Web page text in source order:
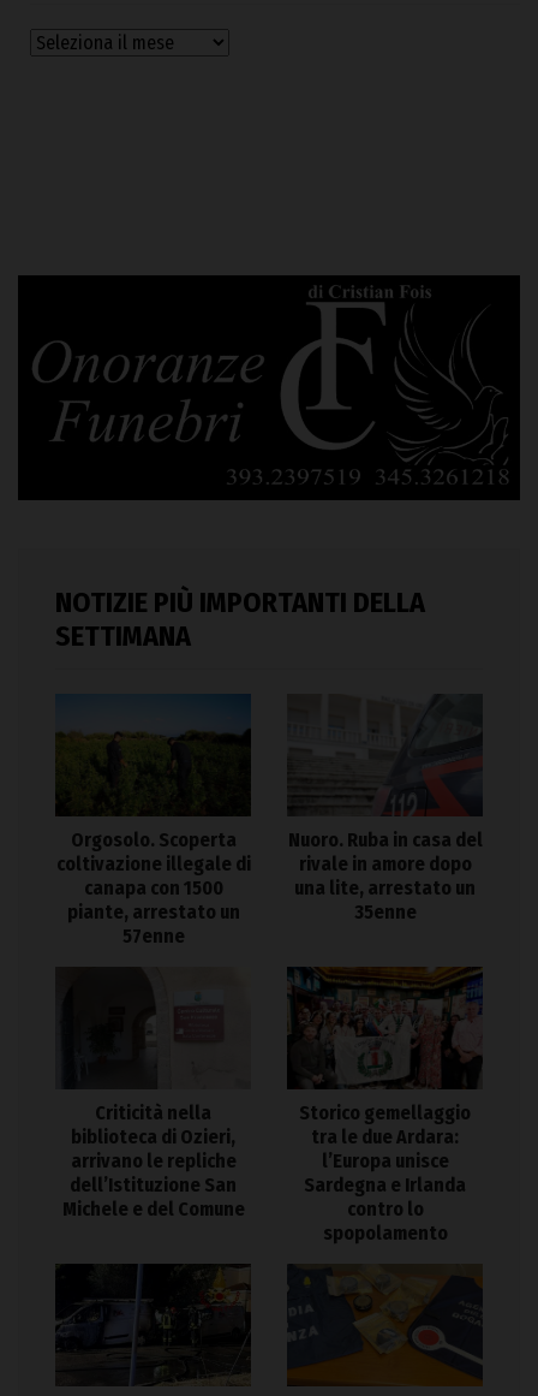
Archivi
NOTIZIE PIÙ IMPORTANTI DELLA
SETTIMANA
Orgosolo. Scoperta
coltivazione illegale di
canapa con 1500
piante, arrestato un
57enne
Nuoro. Ruba in casa del
rivale in amore dopo
una lite, arrestato un
35enne
Criticità nella
biblioteca di Ozieri,
arrivano le repliche
dell’Istituzione San
Michele e del Comune
Storico gemellaggio
tra le due Ardara:
l’Europa unisce
Sardegna e Irlanda
contro lo
spopolamento